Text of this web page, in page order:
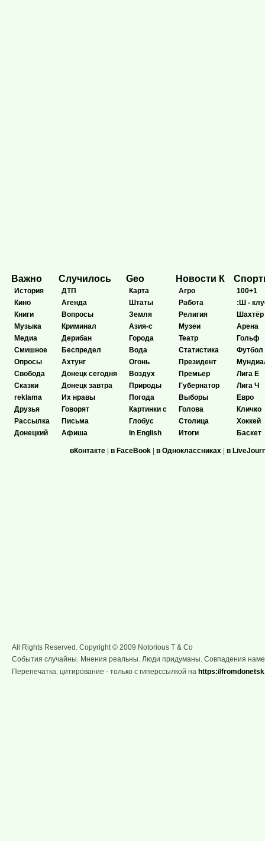
Важно
История
Кино
Книги
Музыка
Медиа
Смишное
Опросы
Свобода
Сказки
reklama
Друзья
Рассылка
Донецкий
Случилось
ДТП
Агенда
Вопросы
Криминал
Дерибан
Беспредел
Ахтунг
Донецк сегодня
Донецк завтра
Их нравы
Говорят
Письма
Афиша
Geo
Карта
Штаты
Земля
Азия-с
Города
Вода
Огонь
Воздух
Природы
Погода
Картинки с
Глобус
In English
Новости К
Агро
Работа
Религия
Музеи
Театр
Статистика
Президент
Премьер
Губернатор
Выборы
Голова
Столица
Итоги
100+1
:Ш -
Шахтёр
Арена
Гольф
Футбол
Лига Е
Лига Ч
Евро
Кличко
Хоккей
Баскет
вКонтакте | в FaceBook | в Одноклассниках | в
All Rights Reserved. Copyright © 2009 Notorious T & Co
События случайны. Мнения реальны. Люди придуманы. Совпадения
Перепечатка, цитирование - только с гиперссылкой на https://